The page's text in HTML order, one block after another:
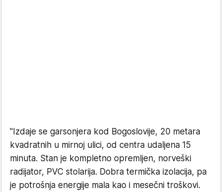
"Izdaje se garsonjera kod Bogoslovije, 20 metara
kvadratnih u mirnoj ulici, od centra udaljena 15
minuta. Stan je kompletno opremljen, norveški
radijator, PVC stolarija. Dobra termička izolacija, pa
je potrošnja energije mala kao i mesečni troškovi.